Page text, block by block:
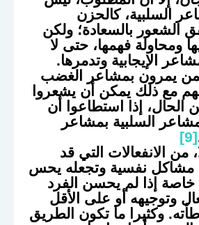
السلبية، كالحزن
الشعور بالسعادة؛ ولكن
ومحاولة فهمها، حتى لا
الإيجابية وتدمرها.
ممن يمرون بمشاعر الغضب
مع ذلك يمكن أن يشعروا
إذا استطاعوا أن
السلبية بمشاعر
[9]
من الانفعالات التي قد
مشاكل نفسية وتجعله يحس
إذا لم يحسن الفرد
وتوجيهه أو على الأقل
وكثيرا ما تكون الطريق